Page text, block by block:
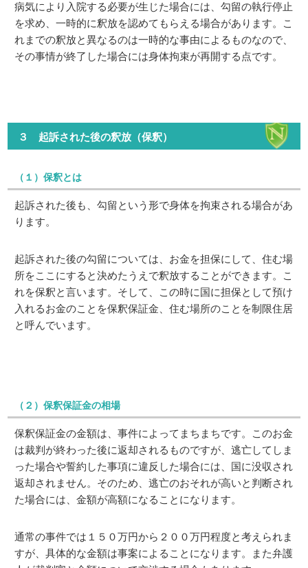
病気により入院する必要が生じた場合には、勾留の執行停止
を求め、一時的に釈放を認めてもらえる場合があります。こ
れまでの釈放と異なるのは一時的な事由によるものなので、
その事情が終了した場合には身体拘束が再開する点です。
３ 起訴された後の釈放（保釈）
（１）保釈とは
起訴された後も、勾留という形で身体を拘束される場合があ
ります。
起訴された後の勾留については、お金を担保にして、住む場
所をここにすると決めたうえで釈放することができます。こ
れを保釈と言います。そして、この時に国に担保として預け
入れるお金のことを保釈保証金、住む場所のことを制限住居
と呼んでいます。
（２）保釈保証金の相場
保釈保証金の金額は、事件によってまちまちです。このお金
は裁判が終わった後に返却されるものですが、逃亡してしま
った場合や誓約した事項に違反した場合には、国に没収され
返却されません。そのため、逃亡のおそれが高いと判断され
た場合には、金額が高額になることになります。
通常の事件では１５０万円から２００万円程度と考えられま
すが、具体的な金額は事案によることになります。また弁護